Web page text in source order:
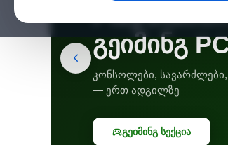
გეიმინგ
კონსოლები, სავარძლები,
— ერთ ადგილზე
გეიმინგ სექცია